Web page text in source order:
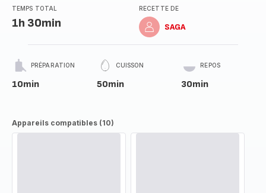
TEMPS TOTAL
1h 30min
RECETTE DE
SAGA
PRÉPARATION
10min
CUISSON
50min
REPOS
30min
Appareils compatibles (10)